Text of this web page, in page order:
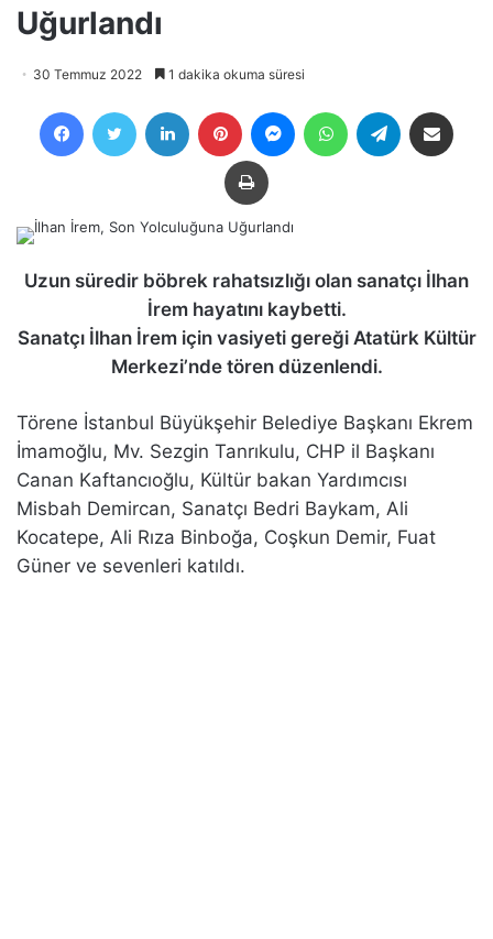
Uğurlandı
30 Temmuz 2022 1 dakika okuma süresi
FacebookTwitter LinkedIn Pinterest MessengerWhatsAppTelegram
Yazdır
Uzun süredir böbrek rahatsızlığı olan sanatçı İlhan
İrem hayatını kaybetti.
Sanatçı İlhan İrem için vasiyeti gereği Atatürk Kültür
Merkezi’nde tören düzenlendi.
Törene İstanbul Büyükşehir Belediye Başkanı Ekrem
İmamoğlu, Mv. Sezgin Tanrıkulu, CHP il Başkanı
Canan Kaftancıoğlu, Kültür bakan Yardımcısı
Misbah Demircan, Sanatçı Bedri Baykam, Ali
Kocatepe, Ali Rıza Binboğa, Coşkun Demir, Fuat
Güner ve sevenleri katıldı.